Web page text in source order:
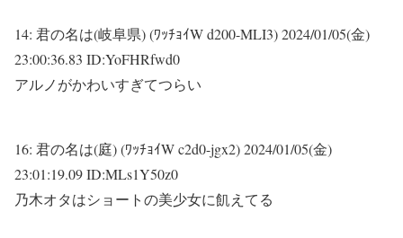
14: 君の名は(岐阜県) (ﾜｯﾁｮｲW d200-MLI3)2024/01/05(金)
23:00:36.83 ID:YoFHRfwd0
アルノがかわいすぎてつらい
16: 君の名は(庭) (ﾜｯﾁｮｲW c2d0-jgx2)2024/01/05(金)
23:01:19.09 ID:MLs1Y50z0
乃木オタはショートの美少女に飢えてる